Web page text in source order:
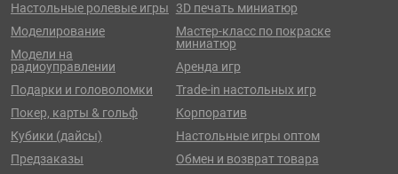
Настольные ролевые игры
Моделирование
Модели на
радиоуправлении
Подарки и головоломки
Покер, карты & гольф
Кубики (дайсы)
Предзаказы
3D печать миниатюр
Мастер-класс по покраске
миниатюр
Аренда игр
Trade-in настольных игр
Корпоратив
Настольные игры оптом
Обмен и возврат товара